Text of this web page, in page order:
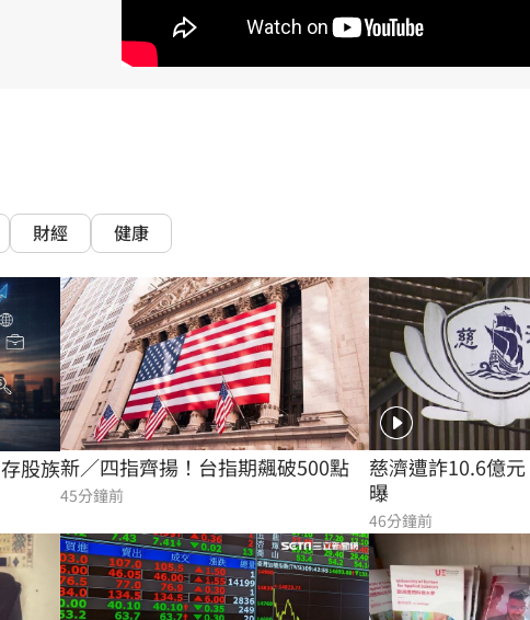
財經 健康
股族新／四指齊揚！台指期飆破500點
45分鐘前
慈濟遭詐10.6億
曝
46分鐘前